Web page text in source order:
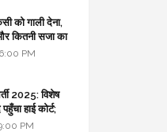
को गाली देना,
कितनी सजा का
advice
PM
2025: विशेष
हाई कोर्ट;
PM